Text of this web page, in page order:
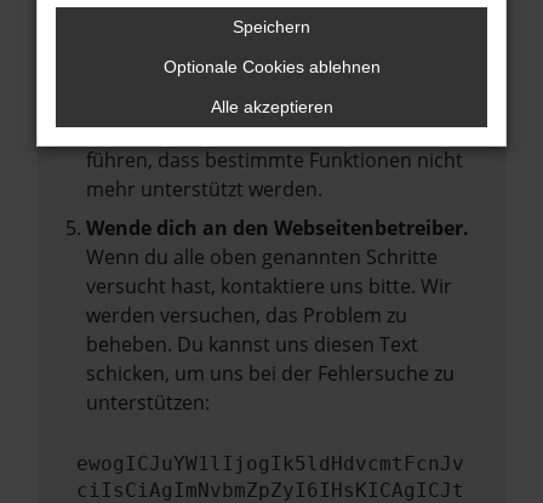
Stelle sicher, dass dein Browser und dein
Betriebssystem auf dem neuesten Stand
Veraltete Software birgt nicht nur ein
Sicherheitsrisiko, sondern kann auch dazu
führen, dass bestimmte Funktionen nicht
mehr unterstützt werden.
Wende dich an den Webseitenbetreiber.
Wenn du alle oben genannten Schritte
versucht hast, kontaktiere uns bitte. Wir
werden versuchen, das Problem zu
beheben. Du kannst uns diesen Text
schicken, um uns bei der Fehlersuche zu
unterstützen:
ewogICJuYW1lIjogIk5ldHdvcmtFcnJv
ciIsCiAgImNvbmZpZyI6IHsKICAgICJt
Speichern
Optionale Cookies ablehnen
Alle akzeptieren